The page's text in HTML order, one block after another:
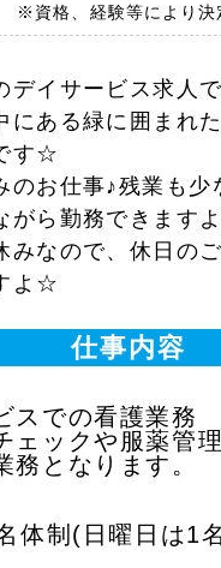
※資格、経験等により決
デイサービス求人
にある緑に囲まれ
す☆
お仕事♪残業も少
がら勤務できますよ
なので、休日の
よ☆
仕事内容
スでの看護業務
ェックや服薬管
務となります。
体制(日曜日は1